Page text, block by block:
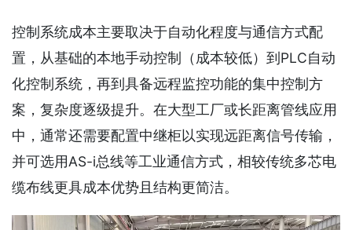
控制系统成本主要取决于自动化程度与通信方式配
置，从基础的本地手动控制（成本较低）到PLC自动
化控制系统，再到具备远程监控功能的集中控制方
案，复杂度逐级提升。在大型工厂或长距离管线应用
中，通常还需要配置中继柜以实现远距离信号传输，
并可选用AS-i总线等工业通信方式，相较传统多芯电
缆布线更具成本优势且结构更简洁。